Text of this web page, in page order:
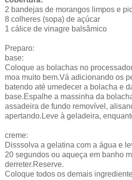
2 bandejas de morangos limpos e
8 colheres (sopa) de açúcar
1 cálice de vinagre balsâmico
Preparo:
base:
Coloque as bolachas no
moa muito bem.Vá adicionando os
batendo até umedecer a bolacha e
base.Espalhe a massinha da
assadeira de fundo removível,
apertando.Leve à geladeira,
creme:
Disssolva a gelatina com a água e
20 segundos ou aqueça em banho
derreter.Reserve.
Coloque todos os demais